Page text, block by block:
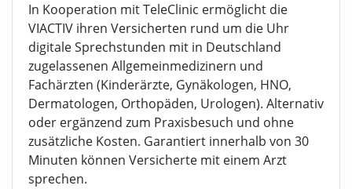
In Kooperation mit TeleClinic ermöglicht die
VIACTIV ihren Versicherten rund um die Uhr
digitale Sprechstunden mit in Deutschland
zugelassenen Allgemeinmedizinern und
Fachärzten (Kinderärzte, Gynäkologen, HNO,
Dermatologen, Orthopäden, Urologen). Alternativ
oder ergänzend zum Praxisbesuch und ohne
zusätzliche Kosten. Garantiert innerhalb von 30
Minuten können Versicherte mit einem Arzt
sprechen.